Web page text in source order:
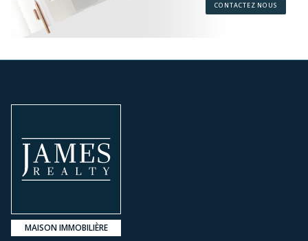
CONTACTEZ NOUS
MAISON IMMOBILIÈRE